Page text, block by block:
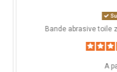
Sur
Bande abrasive toile
A